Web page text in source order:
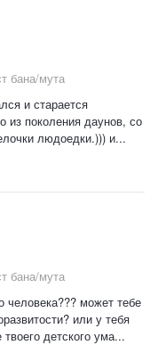
бана/мута
и старается
из поколения даунов, со
людоедки.))) и...
бана/мута
человека??? может тебе
или у тебя
детского ума...